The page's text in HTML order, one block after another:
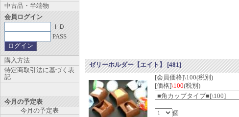
ゼリーホルダー【エイト】[481]
[会員価格]\100(税別)
[価格]\100(税別)
個
中古品・半端物
会員ログイン
ＩＤ
PASS
購入方法
特定商取引法に基づく表
記
今月の予定表
今月の予定表